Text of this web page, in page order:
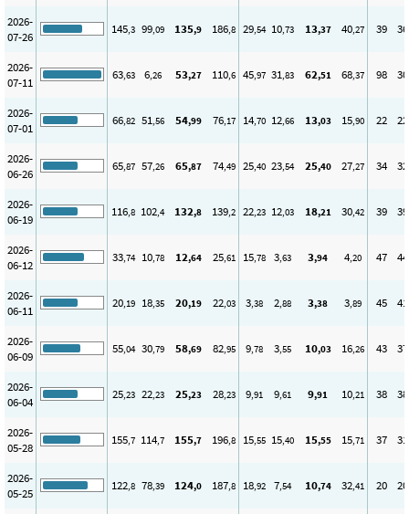
2026-
07-26
145,3 99,09 135,9 186,8 29,54 10,73 13,37 40,27 39 36
2026-
07-11
63,63 6,26 53,27 110,6 45,97 31,83 62,51 68,37 98 30
2026-
07-01
66,82 51,56 54,99 76,17 14,70 12,66 13,03 15,90 22 22
2026-
06-26
65,87 57,26 65,87 74,49 25,40 23,54 25,40 27,27 34 32
2026-
06-19
116,8 102,4 132,8 139,2 22,23 12,03 18,21 30,42 39 39
2026-
06-12
33,74 10,78 12,64 25,61 15,78 3,63 3,94 4,20 47 44
2026-
06-11
20,19 18,35 20,19 22,03 3,38 2,88 3,38 3,89 45 41
2026-
06-09
55,04 30,79 58,69 82,95 9,78 3,55 10,03 16,26 43 37
2026-
06-04
25,23 22,23 25,23 28,23 9,91 9,61 9,91 10,21 38 38
2026-
05-28
155,7 114,7 155,7 196,8 15,55 15,40 15,55 15,71 37 31
2026-
05-25
122,8 78,39 124,0 187,8 18,92 7,54 10,74 32,41 20 20